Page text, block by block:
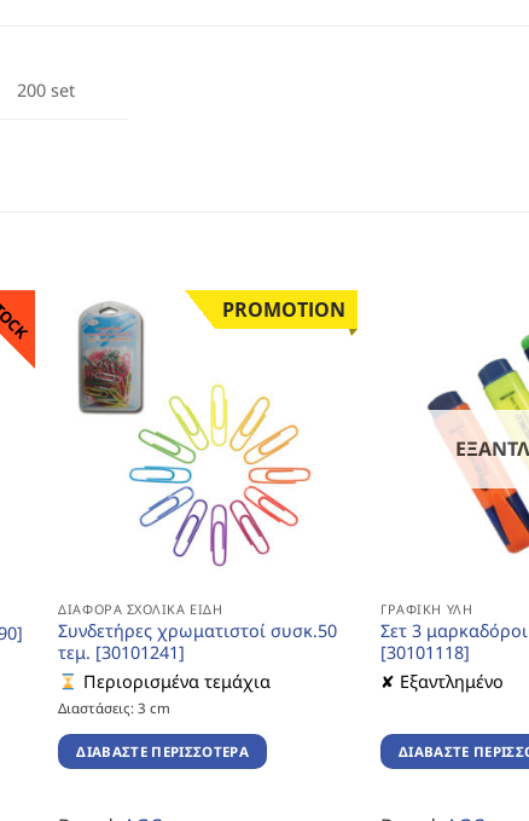
200 set
PROMOTION
ΔΙΆΦΟΡΑ ΣΧΟΛΙΚΆ ΕΊΔΗ
Συνδετήρες χρωματιστοί συσκ.50
τεμ. [30101241]
Περιορισμένα τεμάχια
Διαστάσεις: 3 cm
ΔΙΑΒΆΣΤΕ ΠΕΡΙΣΣΌΤΕΡΑ
ΓΡΑΦΙΚΉ ΎΛΗ
Σετ 3
[30101118]
✘ Εξαντλημένο
ΔΙΑΒΆΣΤΕ